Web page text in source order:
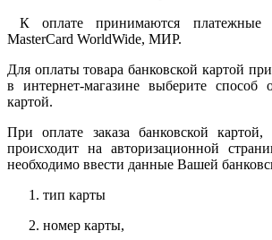
К оплате принимаются
MasterCard WorldWide, МИР.
Для оплаты товара банковской картой
в интернет-магазине выберите способ
картой.
При оплате заказа банковской картой,
происходит на авторизационной
необходимо ввести данные Вашей
тип карты
номер карты,